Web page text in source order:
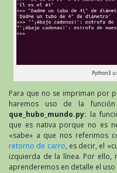
Python3
Para que no se impriman por
haremos uso de la
que_hubo_mundo.py: la
que es nativa porque no es
«sabe» a que nos referimos
retorno de carro, es decir, el
izquierda de la línea. Por ello,
aprenderemos en detalle el